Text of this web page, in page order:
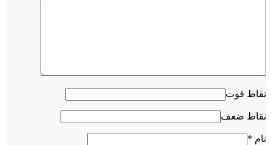
نقاط قوت
نقاط ضعف
نام *